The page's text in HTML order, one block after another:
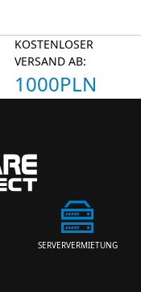
KOSTENLOSER
VERSAND AB:
1000PLN
SERVERVERMIETUNG